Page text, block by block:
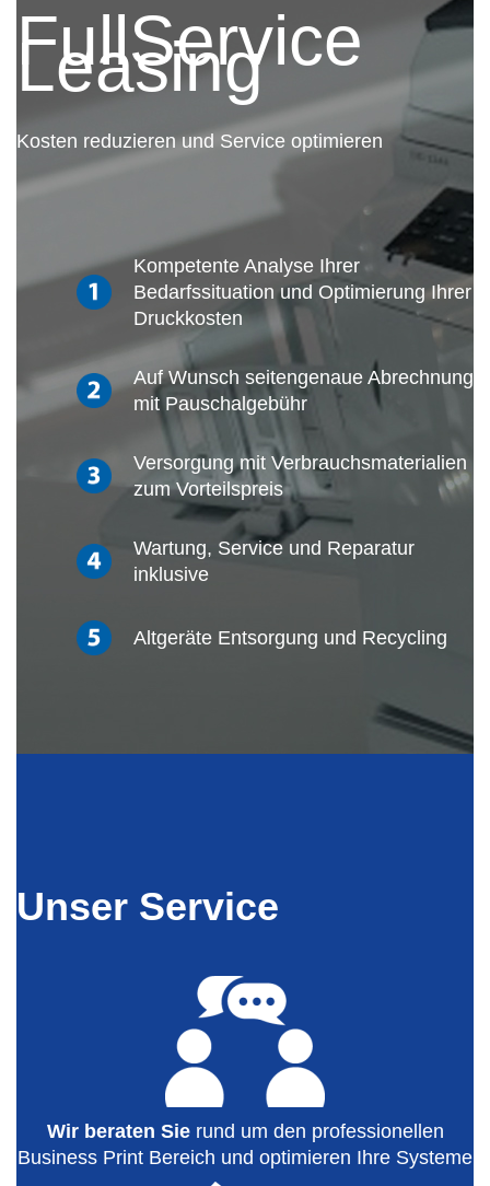
FullService
Leasing
Kosten reduzieren und Service optimieren
Kompetente Analyse Ihrer
Bedarfssituation und Optimierung Ihrer
Druckkosten
Auf Wunsch seitengenaue Abrechnung
mit Pauschalgebühr
Versorgung mit Verbrauchsmaterialien
zum Vorteilspreis
Wartung, Service und Reparatur
inklusive
Altgeräte Entsorgung und Recycling
Unser Service
Wir beraten Sierund um den professionellen
Business Print Bereich und optimieren Ihre Systeme